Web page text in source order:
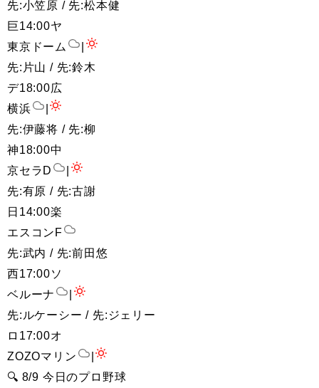
先:小笠原 / 先:松本健
巨14:00ヤ
東京ドーム
先:片山 / 先:鈴木
デ18:00広
横浜
先:伊藤将 / 先:柳
神18:00中
京セラD
先:有原 / 先:古謝
日 14:00楽
エスコンF
先:武内 / 先:前田悠
西17:00ソ
ベルーナ
先:ルケーシー / 先:ジェリー
ロ 17:00オ
ZOZOマリン
🔍 8/9 今日のプロ野球